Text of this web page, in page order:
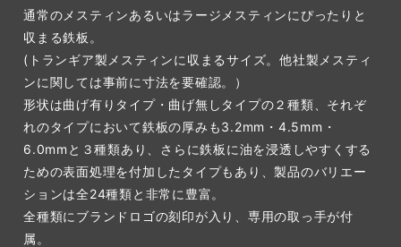
通常のメスティンあるいはラージメスティンにぴったりと
収まる鉄板。
(トランギア製メスティンに収まるサイズ。他社製メスティ
ンに関しては事前に寸法を要確認。）
形状は曲げ有りタイプ・曲げ無しタイプの２種類、それぞ
れのタイプにおいて鉄板の厚みも3.2mm・4.5mm・
6.0mmと３種類あり、さらに鉄板に油を浸透しやすくする
ための表面処理を付加したタイプもあり、製品のバリエー
ションは全24種類と非常に豊富。
全種類にブランドロゴの刻印が入り、専用の取っ手が付
属。